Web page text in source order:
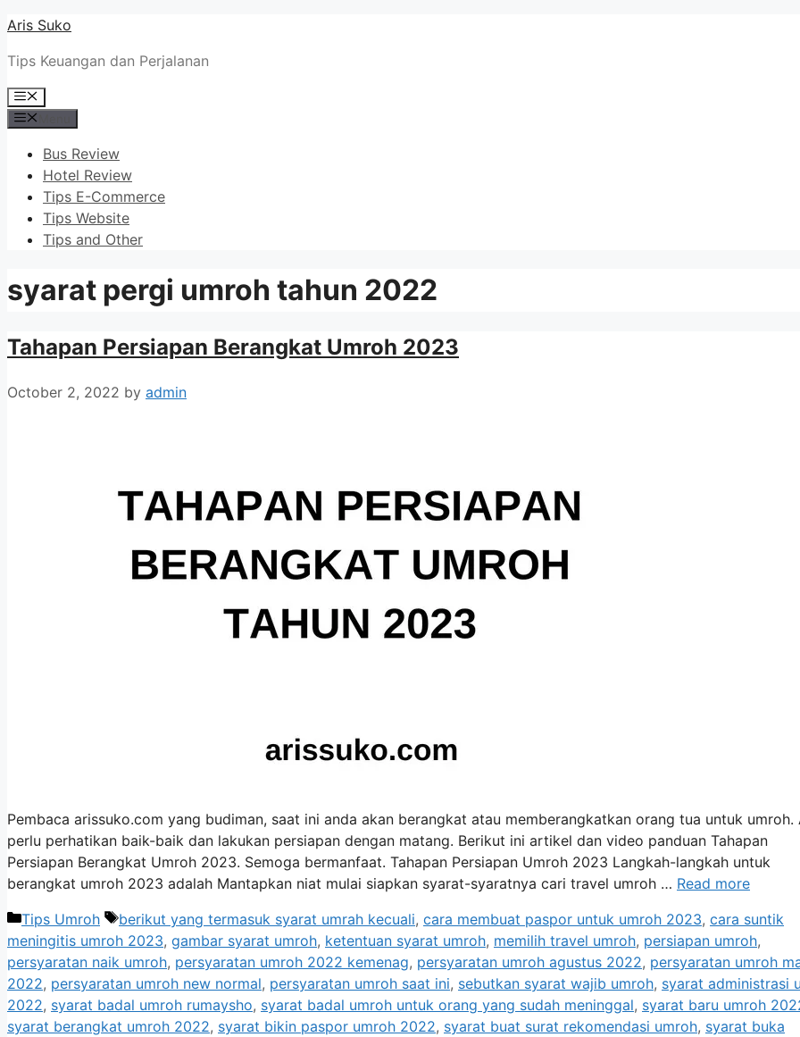
Skip
content
Aris Suko
Tips Keuangan dan Perjalanan
Menu
Bus Review
Hotel Review
Tips E-Commerce
Tips Website
Tips and Other
syarat pergi umroh tahun 2022
Tahapan Persiapan Berangkat Umroh 2023
October 2, 2022 by admin
Pembaca arissuko.com yang budiman, saat ini anda akan berangkat atau memberangkatkan orang tua untuk umroh.
perlu perhatikan baik-baik dan lakukan persiapan dengan matang. Berikut ini artikel dan video panduan Tahapan
Persiapan Berangkat Umroh 2023. Semoga bermanfaat. Tahapan Persiapan Umroh 2023 Langkah-langkah untuk
berangkat umroh 2023 adalah Mantapkan niat mulai siapkan syarat-syaratnya cari travel umroh … Read more
Categories
Tips Umroh Tags
berikut yang termasuk syarat umrah kecuali, cara membuat paspor untuk umroh 2023, cara suntik
meningitis umroh 2023, gambar syarat umroh, ketentuan syarat umroh, memilih travel umroh, persiapan umroh,
persyaratan naik umroh, persyaratan umroh 2022 kemenag, persyaratan umroh agustus 2022, persyaratan umroh
2022, persyaratan umroh new normal, persyaratan umroh saat ini, sebutkan syarat wajib umroh, syarat administrasi
2022, syarat badal umroh rumaysho, syarat badal umroh untuk orang yang sudah meninggal, syarat baru umroh
syarat berangkat umroh 2022, syarat bikin paspor umroh 2022, syarat buat surat rekomendasi umroh, syarat buka